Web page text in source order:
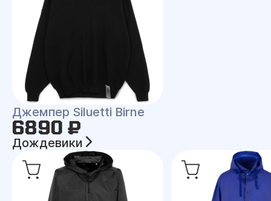
Джемпер Siluetti Birne
6890 ₽
Дождевики